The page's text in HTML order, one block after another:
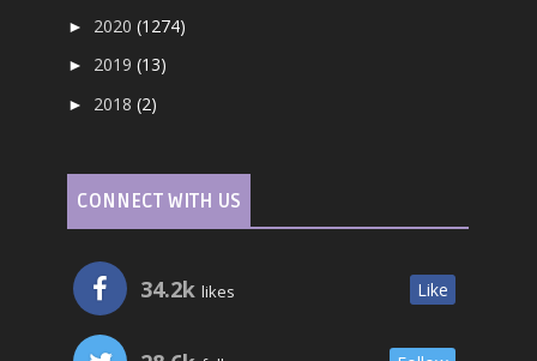
► 2020(1274)
► 2019(13)
► 2018(2)
CONNECT WITH US
34.2k likes Like